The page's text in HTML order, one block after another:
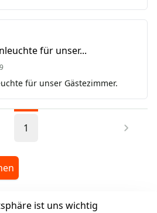
für unser...
für unser Gästezimmer.
1
ist uns wichtig